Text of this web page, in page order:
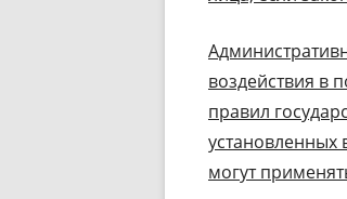
воздействия в
правил
установленных
могут